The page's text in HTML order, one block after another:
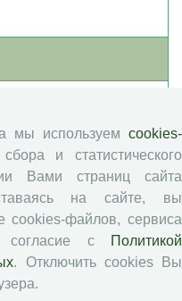
мы используем cookies-
и статистического
Вами страниц сайта
на сайте, вы
cookies-файлов, сервиса
согласие с
Политикой
. Отключить cookies Вы